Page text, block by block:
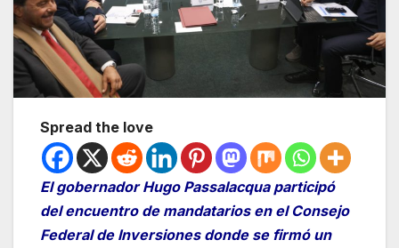
Spread the love
El gobernador Hugo Passalacqua participó
del encuentro de mandatarios en el Consejo
Federal de Inversiones donde se firmó un